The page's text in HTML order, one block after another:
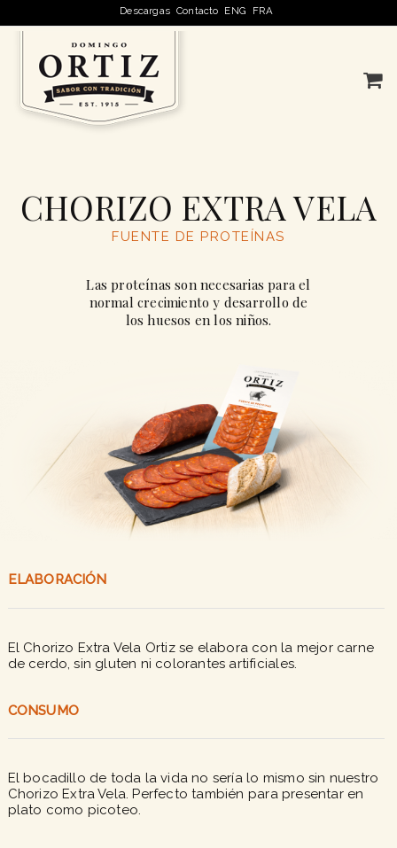
Descargas Contacto ENG FRA
CHORIZO EXTRA VELA
FUENTE DE PROTEÍNAS
Las proteínas son necesarias para el
normal crecimiento y desarrollo de
los huesos en los niños.
ELABORACIÓN
El Chorizo Extra Vela Ortiz se elabora con la mejor carne
de cerdo, sin gluten ni colorantes artificiales.
CONSUMO
El bocadillo de toda la vida no sería lo mismo sin nuestro
Chorizo Extra Vela. Perfecto también para presentar en
plato como picoteo.